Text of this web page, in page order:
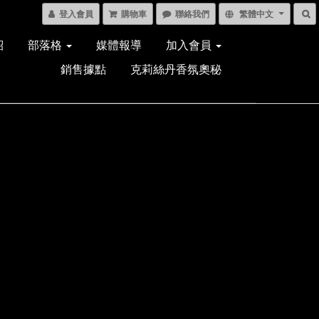
登入會員 購物車 聯絡我們 繁體中文
部落格 媒體報導
加入會員
銷售據點
克莉絲丹香氛奧秘